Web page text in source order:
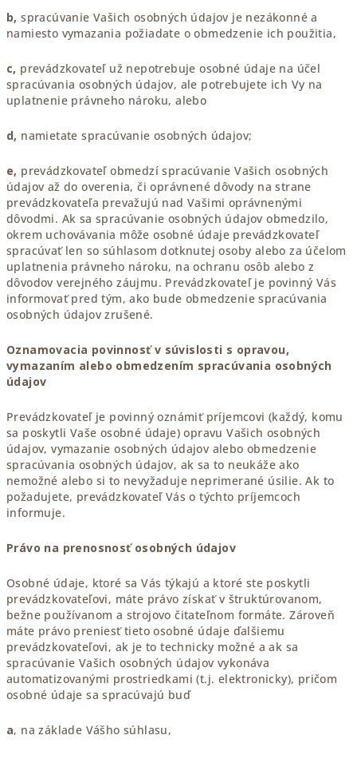
b, spracúvanie Vašich osobných údajov je nezákonné a
namiesto vymazania požiadate o obmedzenie ich použitia,
c, prevádzkovateľ už nepotrebuje osobné údaje na účel
spracúvania osobných údajov, ale potrebujete ich Vy na
uplatnenie právneho nároku, alebo
d, namietate spracúvanie osobných údajov;
e, prevádzkovateľ obmedzí spracúvanie Vašich osobných
údajov až do overenia, či oprávnené dôvody na strane
prevádzkovateľa prevažujú nad Vašimi oprávnenými
dôvodmi. Ak sa spracúvanie osobných údajov obmedzilo,
okrem uchovávania môže osobné údaje prevádzkovateľ
spracúvať len so súhlasom dotknutej osoby alebo za účelom
uplatnenia právneho nároku, na ochranu osôb alebo z
dôvodov verejného záujmu. Prevádzkovateľ je povinný Vás
informovať pred tým, ako bude obmedzenie spracúvania
osobných údajov zrušené.
Oznamovacia povinnosť v súvislosti s opravou,
vymazaním alebo obmedzením spracúvania osobných
údajov
Prevádzkovateľ je povinný oznámiť príjemcovi (každý, komu
sa poskytli Vaše osobné údaje) opravu Vašich osobných
údajov, vymazanie osobných údajov alebo obmedzenie
spracúvania osobných údajov, ak sa to neukáže ako
nemožné alebo si to nevyžaduje neprimerané úsilie. Ak to
požadujete, prevádzkovateľ Vás o týchto príjemcoch
informuje.
Právo na prenosnosť osobných údajov
Osobné údaje, ktoré sa Vás týkajú a ktoré ste poskytli
prevádzkovateľovi, máte právo získať v štruktúrovanom,
bežne používanom a strojovo čitateľnom formáte. Zároveň
máte právo preniesť tieto osobné údaje ďalšiemu
prevádzkovateľovi, ak je to technicky možné a ak sa
spracúvanie Vašich osobných údajov vykonáva
automatizovanými prostriedkami (t.j. elektronicky), pričom
osobné údaje sa spracúvajú buď
a, na základe Vášho súhlasu,